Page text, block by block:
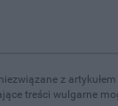
z
treści wulgarne